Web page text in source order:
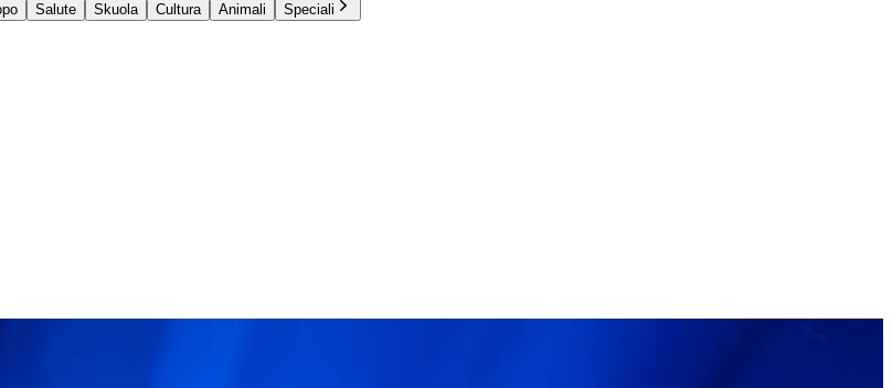
Salute Skuola Cultura Animali
Speciali